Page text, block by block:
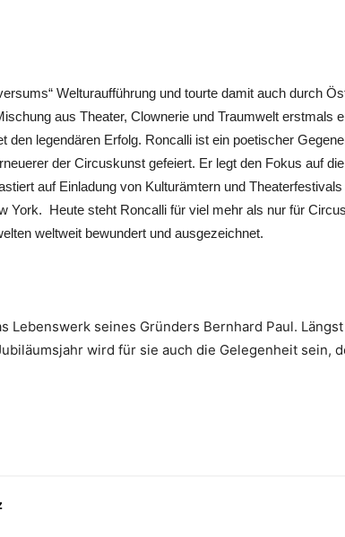
Welturaufführung und tourte damit auch durch
aus Theater, Clownerie und Traumwelt erstmals
den legendären Erfolg. Roncalli ist ein poetischer
der Circuskunst gefeiert. Er legt den Fokus auf
auf Einladung von Kulturämtern und
York. Heute steht Roncalli für viel mehr als nur für
weltweit bewundert und ausgezeichnet.
seines Gründers Bernhard Paul.
wird für sie auch die Gelegenheit sein,